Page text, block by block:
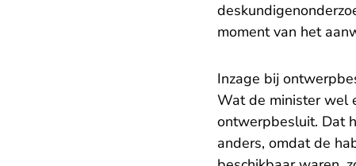
moment van het
Inzage bij
Wat de minister wel
ontwerpbesluit. Dat
anders, omdat de